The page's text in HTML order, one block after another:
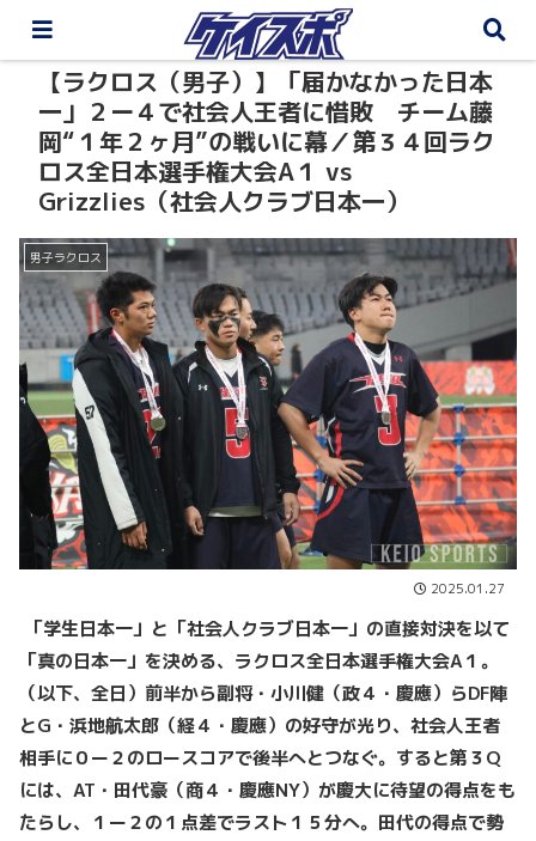
【ラクロス（男子）】「届かなかった日本
一」２ー４で社会人王者に惜敗 チーム藤
岡“１年２ヶ月”の戦いに幕／第３４回ラク
ロス全日本選手権大会A１ vs
Grizzlies（社会人クラブ日本一）
男子ラクロス
2025.01.27
「学生日本一」と「社会人クラブ日本一」の直接対決を以て
「真の日本一」を決める、ラクロス全日本選手権大会A１。
（以下、全日）前半から副将・小川健（政４・慶應）らDF陣
とG・浜地航太郎（経４・慶應）の好守が光り、社会人王者
相手に０ー２のロースコアで後半へとつなぐ。すると第３Q
には、AT・田代豪（商４・慶應NY）が慶大に待望の得点をも
たらし、１ー２の１点差でラスト１５分へ。田代の得点で勢